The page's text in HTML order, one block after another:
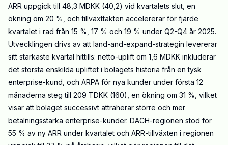
ARR uppgick till 48,3 MDKK (40,2) vid kvartalets slut, en
ökning om 20 %, och tillväxttakten accelererar för fjärde
kvartalet i rad från 15 %, 17 % och 19 % under Q2-Q4 år 2025.
Utvecklingen drivs av att land-and-expand-strategin levererar
sitt starkaste kvartal hittills: netto-uplift om 1,6 MDKK inkluderar
det största enskilda upliftet i bolagets historia från en tysk
enterprise-kund, och ARPA för nya kunder under första 12
månaderna steg till 209 TDKK (160), en ökning om 31 %, vilket
visar att bolaget successivt attraherar större och mer
betalningsstarka enterprise-kunder. DACH-regionen stod för
55 % av ny ARR under kvartalet och ARR-tillväxten i regionen